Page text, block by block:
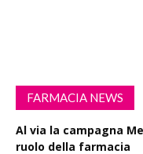
FARMACIA NEWS
Al via la campagna
ruolo della farmacia